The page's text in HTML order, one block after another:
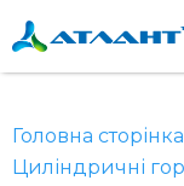
Головна сторінка
Циліндричні